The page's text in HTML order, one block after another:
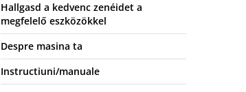
Hallgasd a kedvenc zenéidet a
megfelelő eszközökkel
Despre masina ta
Instructiuni/manuale